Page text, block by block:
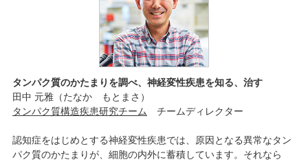
タンパク質のかたまりを調べ、神経変性疾患を知る、治す
田中 元雅（たなか もとまさ）
タンパク質構造疾患研究チーム
チームディレクター
認知症をはじめとする神経変性疾患では、原因となる異常なタン
パク質のかたまりが、細胞の内外に蓄積しています。それなら